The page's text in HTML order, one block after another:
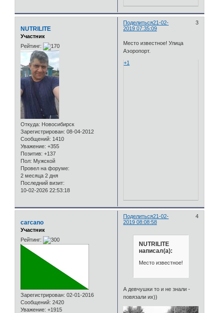
Поделиться 3
21-02-
2019 07:35:09
NUTRILITE
Участник
Рейтинг:
Откуда: Новосибирск
Зарегистрирован: 08-04-2012
Сообщений: 1410
Уважение: +355
Позитив: +137
Пол: Мужской
Провел на форуме:
2 месяца 2 дня
Последний визит:
10-02-2026 22:53:18
Место известное! Улица
Аэоропорт.
+1
Поделиться 4
21-02-
2019 08:08:58
carcano
Участник
Рейтинг:
Зарегистрирован: 02-01-2016
Сообщений: 2420
Уважение: +1915
NUTRILITE
написал(а):
Место известное!
А девчушки то и не знали -
повязали их))